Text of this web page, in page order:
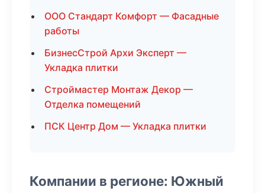
ООО Стандарт Комфорт — Фасадные
работы
БизнесСтрой Архи Эксперт —
Укладка плитки
Строймастер Монтаж Декор —
Отделка помещений
ПСК Центр Дом — Укладка плитки
Компании в регионе: Южный